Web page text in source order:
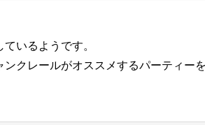
いるようです。
クレールがオススメするパーティー